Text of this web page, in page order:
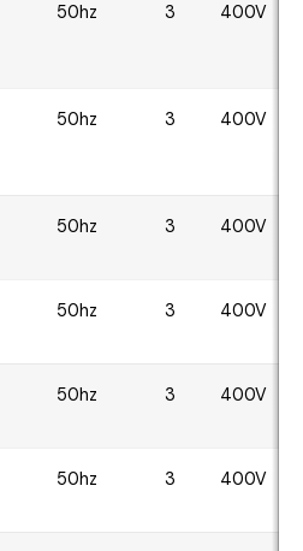
50hz 3 400V
50hz 3 400V
50hz 3 400V
50hz 3 400V
50hz 3 400V
50hz 3 400V